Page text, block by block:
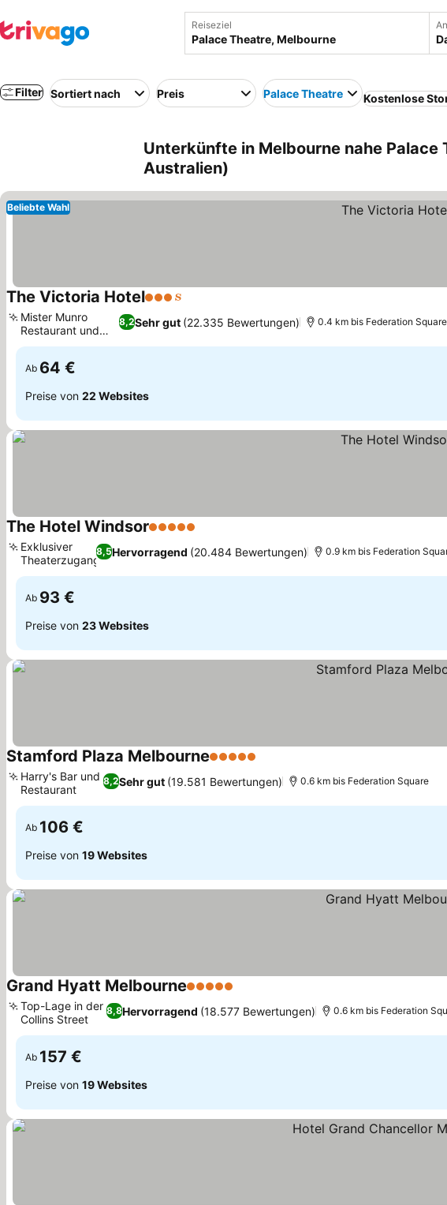
Reiseziel
Filter Sortiert nach Preis Palace Theatre Kostenlose
Unterkünfte in Melbourne nahe Palace
Australien)
Beliebte Wahl
The Victoria Hotel3 Sterne
8,2Sehr gut (22.335 Bewertungen)
Mister Munro
Restaurant und
Bar
0.4 km bis Federation Square
Ab 64 €
Preise von 22 Websites
The Hotel Windsor5 Sterne
8,5Hervorragend (20.484 Bewertungen)
Exklusiver
Theaterzugang
0.9 km bis Federation
Ab 93 €
Preise von 23 Websites
Stamford Plaza Melbourne5 Sterne
8,2Sehr gut (19.581 Bewertungen)
Harry's Bar und
Restaurant
0.6 km bis Federation Square
Ab 106 €
Preise von 19 Websites
Grand Hyatt Melbourne5 Sterne
8,8Hervorragend (18.577 Bewertungen)
Top-Lage in der
Collins Street
0.6 km bis Federation
Ab 157 €
Preise von 19 Websites